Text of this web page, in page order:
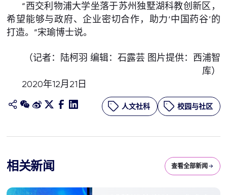
“西交利物浦大学坐落于苏州独墅湖科教创新区，
希望能够与政府、企业密切合作，助力‘中国药谷’的
打造。”宋瑜博士说。
（记者：陆柯羽 编辑：石露芸 图片提供：西浦智
库）
2020年12月21日
人文社科 校园与社区
相关新闻 查看全部新闻